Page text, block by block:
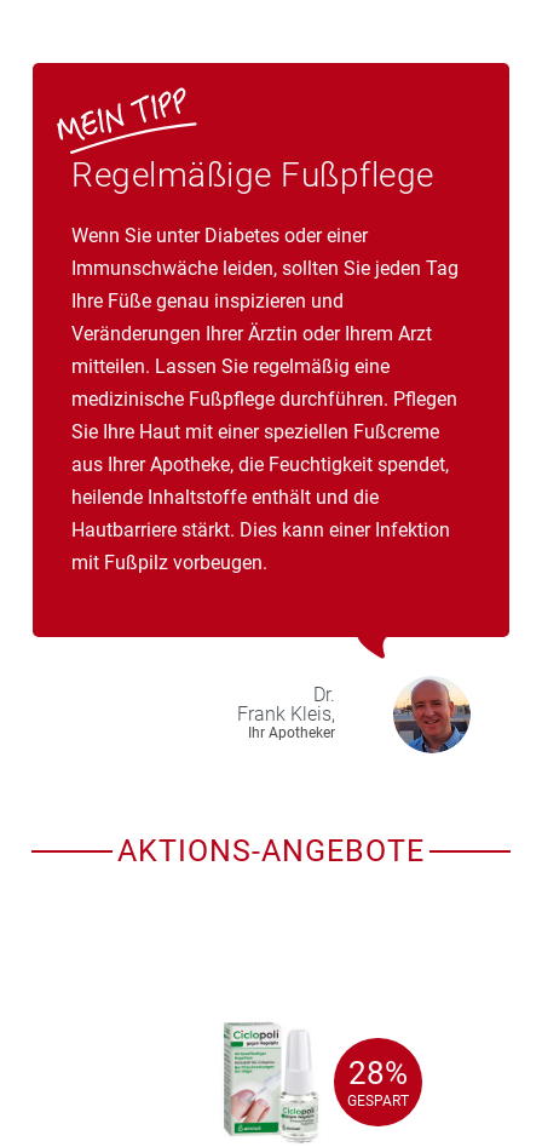
Regelmäßige Fußpflege
Wenn Sie unter Diabetes oder einer
Immunschwäche leiden, sollten Sie jeden Tag
Ihre Füße genau inspizieren und
Veränderungen Ihrer Ärztin oder Ihrem Arzt
mitteilen. Lassen Sie regelmäßig eine
medizinische Fußpflege durchführen. Pflegen
Sie Ihre Haut mit einer speziellen Fußcreme
aus Ihrer Apotheke, die Feuchtigkeit spendet,
heilende Inhaltstoffe enthält und die
Hautbarriere stärkt. Dies kann einer Infektion
mit Fußpilz vorbeugen.
Dr.
Frank Kleis,
Ihr Apotheker
AKTIONS-ANGEBOTE
28%
GESPART
28%
GESPART